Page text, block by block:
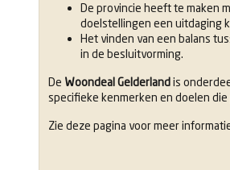
De provincie heeft te maken
doelstellingen een uitdaging
Het vinden van een balans
in de besluitvorming.
De Woondeal Gelderlandis
specifieke kenmerken en doelen
Zie deze pagina voor meer